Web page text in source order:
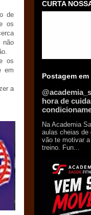
de
os
os
em
a
CURTA
Postagem
hora de
Na Academia
aulas cheias de
vão te motivar
treino. Fun...